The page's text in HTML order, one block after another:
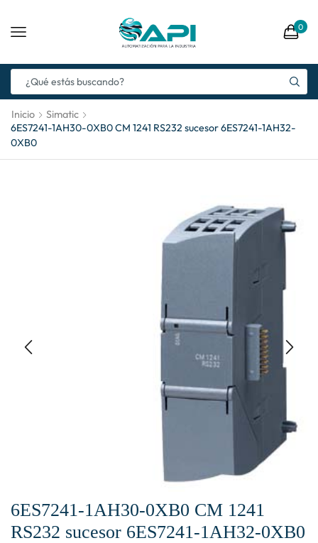
0
Inicio
Simatic
6ES7241-1AH30-0XB0 CM 1241 RS232 sucesor 6ES7241-1AH32-
0XB0
6ES7241-1AH30-0XB0 CM 1241
RS232 sucesor 6ES7241-1AH32-0XB0